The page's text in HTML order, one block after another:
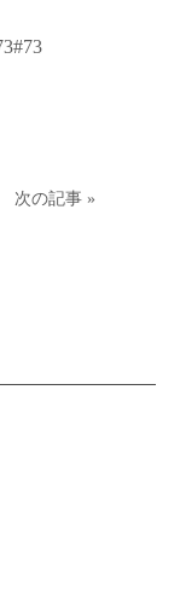
次の記事 »